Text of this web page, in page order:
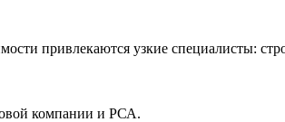
привлекаются узкие специалисты:
компании и РСА.